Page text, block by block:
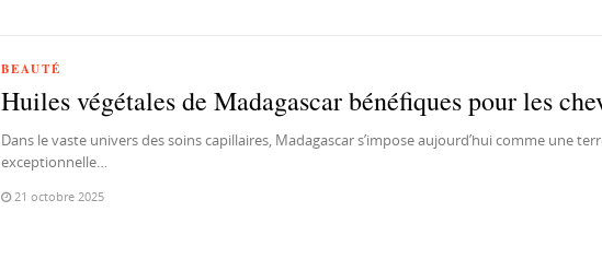
BEAUTÉ
Huiles végétales de Madagascar bénéfiques pour les
Dans le vaste univers des soins capillaires, Madagascar s’impose aujourd’hui comme une
exceptionnelle…
21 octobre 2025